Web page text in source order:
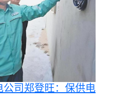
司郑登旺：保供电